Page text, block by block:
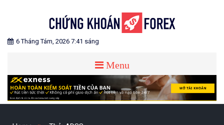
CHỨNG KHOÁN FOREX
Blog chia sẻ về Chứng Khoán và Forex
6 Tháng Tám, 2026 7:41 sáng
Menu